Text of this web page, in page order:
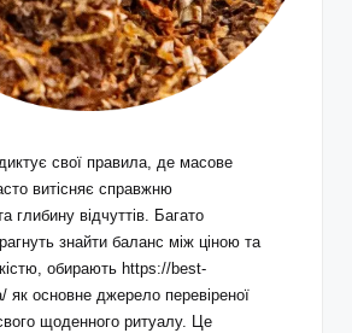
свої правила, де масове
витісняє справжню
глибину відчуттів. Багато
знайти баланс між ціною та
обирають https://best-
як основне джерело перевіреної
щоденного ритуалу. Це